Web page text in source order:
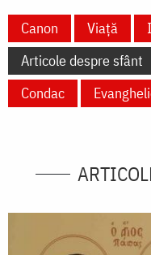
Canon Viață
Articole despre sfânt
Condac